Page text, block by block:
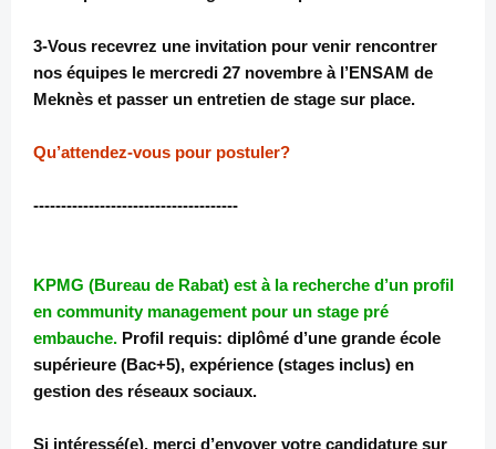
3-Vous recevrez une invitation pour venir rencontrer
nos équipes le mercredi 27 novembre à l’ENSAM de
Meknès et passer un entretien de stage sur place.
Qu’attendez-vous pour postuler?
-------------------------------------
KPMG (Bureau de Rabat) est à la recherche d’un profil
en community management pour un stage pré
embauche. Profil requis: diplômé d’une grande école
supérieure (Bac+5), expérience (stages inclus) en
gestion des réseaux sociaux.
Si intéressé(e), merci d’envoyer votre candidature sur